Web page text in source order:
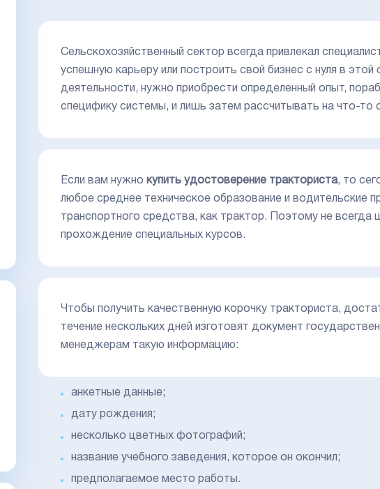
Сельскохозяйственный сектор всегда привлекал
успешную карьеру или построить свой бизнес с нуля в
деятельности, нужно приобрести определенный опыт,
специфику системы, и лишь затем рассчитывать на что-то
Если вам нужно купить удостоверение тракториста, то
любое среднее техническое образование и водительские
транспортного средства, как трактор. Поэтому не всегда
прохождение специальных курсов.
Чтобы получить качественную корочку тракториста,
течение нескольких дней изготовят документ
менеджерам такую информацию:
анкетные данные;
дату рождения;
несколько цветных фотографий;
название учебного заведения, которое он окончил;
предполагаемое место работы.